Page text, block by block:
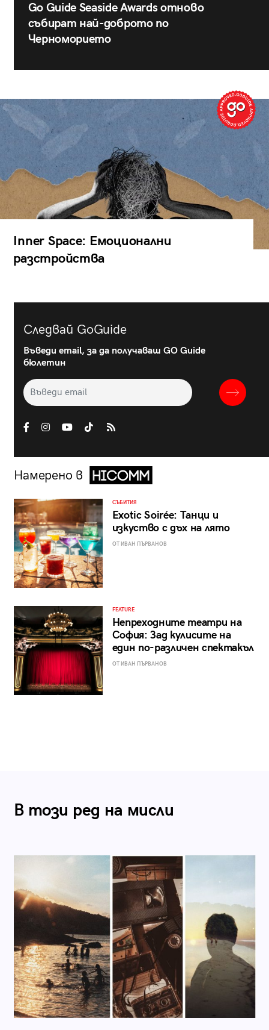
Go Guide Seaside Awards отново
събират най-доброто по
Черноморието
Inner Space: Емоционални
разстройства
Следвай GoGuide
Въведи email, за да получаваш GO Guide
бюлетин
Намерено в
СЪБИТИЯ
Exotic Soirée: Танци и
изкуство с дъх на лято
ОТ ИВАН ПЪРВАНОВ
FEATURE
Непреходните театри на
София: Зад кулисите на
един по-различен спектакъл
ОТ ИВАН ПЪРВАНОВ
В този ред на мисли